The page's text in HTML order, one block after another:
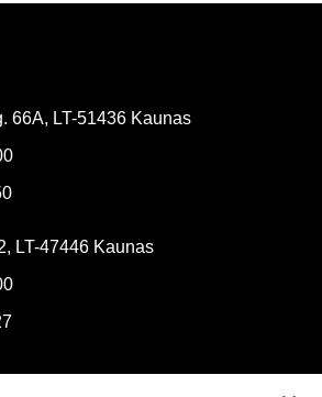
66A, LT-51436 Kaunas
LT-47446 Kaunas